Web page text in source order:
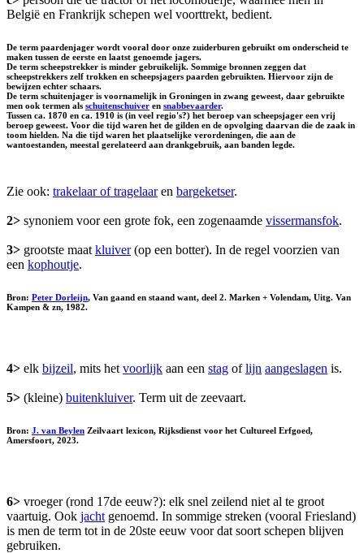
België en Frankrijk schepen wel voorttrekt, bedient.
De term paardenjager wordt vooral door onze zuiderburen gebruikt om onderscheid te
maken tussen de eerste en laatst genoemde jagers.
De term scheepstrekker is minder gebruikelijk. Sommige bronnen zeggen dat
scheepstrekkers zelf trokken en scheepsjagers paarden gebruikten. Hiervoor zijn de
bewijzen echter schaars.
De term schuitenjager is voornamelijk in Groningen in zwang geweest, daar gebruikte
men ook termen als schuitenschuiver en snabbevaarder.
Tussen ca. 1870 en ca. 1910 is (in veel regio's?) het beroep van scheepsjager een vrij
beroep geweest. Voor die tijd waren het de gilden en de opvolging daarvan die de zaak in
toom hielden. Na die tijd waren het plaatselijke verordeningen, die aan de
wantoestanden, meestal gerelateerd aan drankgebruik, aan banden legde.
Zie ook: trakelaar of tragelaaren bargeketser.
2> synoniem voor een grote fok, een zogenaamde vissermansfok.
3> grootste maat kluiver(op een botter). In de regel voorzien van
een kophoutje.
Bron: Peter Dorleijn, Van gaand en staand want, deel 2. Marken + Volendam, Uitg. Van
Kampen & zn, 1982.
4> elk bijzeil, mits het voorlijk aan een stag oflijn aangeslagen is.
5> (kleine) buitenkluiver. Term uit de zeevaart.
Bron: J. van Beylen Zeilvaart lexicon, Rijksdienst voor het Cultureel Erfgoed,
Amersfoort, 2023.
6> vroeger (rond 17de eeuw?): elk snel zeilend niet al te groot
vaartuig. Ook jacht genoemd. In sommige streken (vooral Friesland)
is men de term tot in de 20ste eeuw voor dat soort schepen blijven
gebruiken.